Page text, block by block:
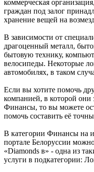
коммерческая
граждан под залог
хранение вещей на
В зависимости от
драгоценный металл,
бытовую технику,
велосипеды. Некоторые
автомобилях, в таком
Если вы хотите помочь
компанией, в которой они
Финансы, то вы можете
помочь составить её
В категории Финансы на
портале Белоруссии
«Diamonds в» - одна из
услуги в подкатегории: